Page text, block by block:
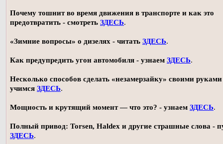
Почему тошнит во время движения в транспорте и как это
предотвратить - смотреть ЗДЕСЬ.
«Зимние вопросы» о дизелях - читать ЗДЕСЬ.
Как предупредить угон автомобиля - узнаем ЗДЕСЬ.
Несколько способов сделать «незамерзайку» своими
учимся ЗДЕСЬ.
Мощность и крутящий момент — что это? - узнаем ЗДЕСЬ.
Полный привод: Torsen, Haldex и другие страшные слова -
ЗДЕСЬ.